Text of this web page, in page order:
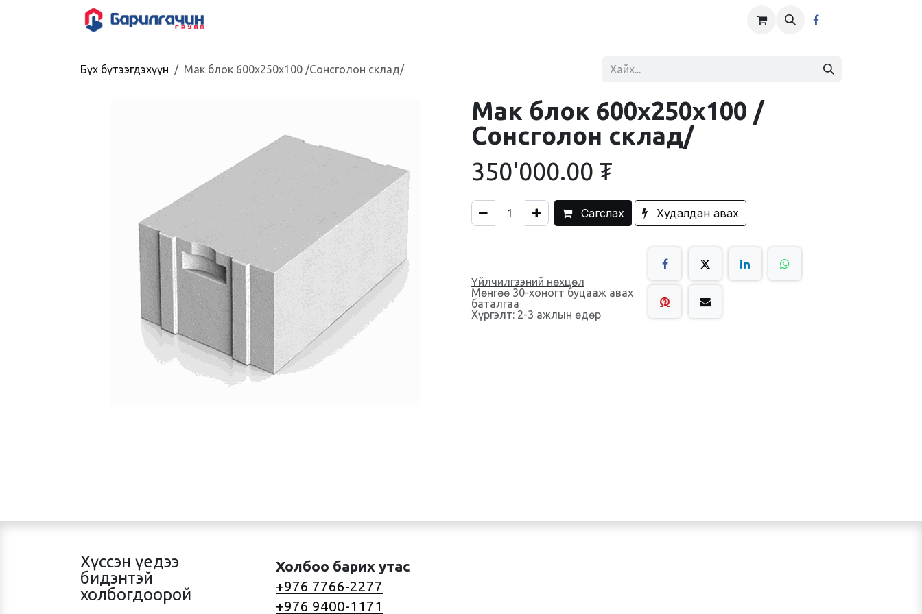
Бүх бүтээгдэхүүн Мак блок 600x250x100 /Сонсголон склад/
Мак блок 600x250x100 /
Сонсголон склад/
350'000.00 ₮
Сагслах Худалдан авах
Үйлчилгээний нөхцөл
Мөнгөө 30-хоногт буцааж авах
баталгаа
Хүргэлт: 2-3 ажлын өдөр
Хүссэн үедээ
бидэнтэй
холбогдоорой
Холбоо барих утас
+976 7766-2277
+976 9400-1171